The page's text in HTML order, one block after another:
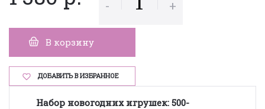
- +
В корзину
ДОБАВИТЬ В ИЗБРАННОЕ
Набор новогоднихигрушек: 500-